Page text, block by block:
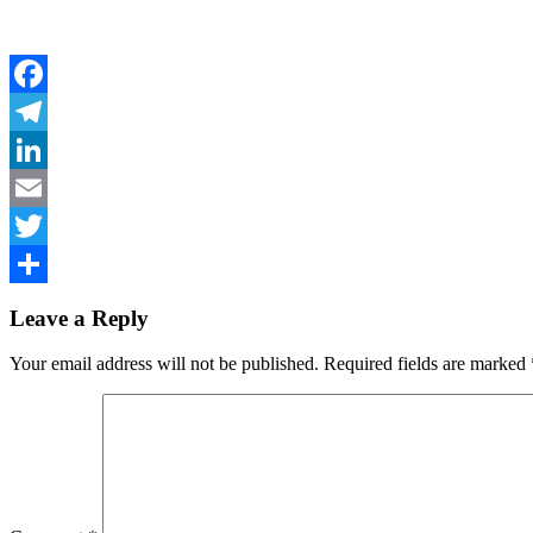
Facebook
Telegram
LinkedIn
Email
Twitter
Leave a Reply
Your email address will not be published. Required fields are marked